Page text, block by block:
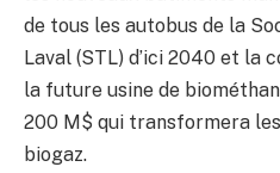
de tous les autobus de la
Laval (STL) d’ici 2040 et la
la future usine de
200 M$ qui transformera
biogaz.